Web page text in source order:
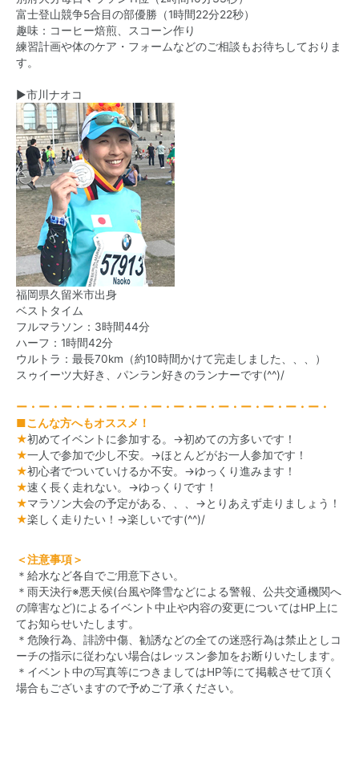
富士登山競争5合目の部優勝（1時間22分22秒）
趣味：コーヒー焙煎、スコーン作り
練習計画や体のケア・フォームなどのご相談もお待ちしておりま
す。
▶市川ナオコ
福岡県久留米市出身
ベストタイム
フルマラソン：3時間44分
ハーフ：1時間42分
ウルトラ：最長70km（約10時間かけて完走しました、、、）
スゥイーツ大好き、パンラン好きのランナーです(^^)/
ー・ー・ー・ー・ー・ー・ー・ー・ー・ー・ー・ー・ー・ー・
■こんな方へもオススメ！
★初めてイベントに参加する。→初めての方多いです！
★一人で参加で少し不安。→ほとんどがお一人参加です！
★初心者でついていけるか不安。→ゆっくり進みます！
★速く長く走れない。→ゆっくりです！
★マラソン大会の予定がある、、、→とりあえず走りましょう！
★楽しく走りたい！→楽しいです(^^)/
＜注意事項＞
＊給水など各自でご用意下さい。
＊雨天決行※悪天候(台風や降雪などによる警報、公共交通機関へ
の障害など)によるイベント中止や内容の変更についてはHP上に
てお知らせいたします。
＊危険行為、誹謗中傷、勧誘などの全ての迷惑行為は禁止としコ
ーチの指示に従わない場合はレッスン参加をお断りいたします。
＊イベント中の写真等につきましてはHP等にて掲載させて頂く
場合もございますので予めご了承ください。